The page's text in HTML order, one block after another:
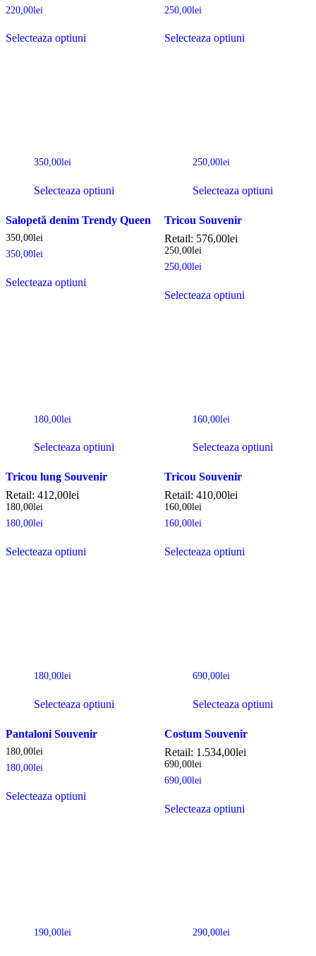
220,00lei
Selecteaza optiuni
250,00lei
Selecteaza optiuni
350,00lei
Selecteaza optiuni
Salopetă denim Trendy Queen
350,00lei
350,00lei
Selecteaza optiuni
250,00lei
Selecteaza optiuni
Tricou Souvenir
Retail: 576,00lei
250,00lei
250,00lei
Selecteaza optiuni
180,00lei
Selecteaza optiuni
Tricou lung Souvenir
Retail: 412,00lei
180,00lei
180,00lei
Selecteaza optiuni
160,00lei
Selecteaza optiuni
Tricou Souvenir
Retail: 410,00lei
160,00lei
160,00lei
Selecteaza optiuni
180,00lei
Selecteaza optiuni
Pantaloni Souvenir
180,00lei
180,00lei
Selecteaza optiuni
690,00lei
Selecteaza optiuni
Costum Souvenir
Retail: 1.534,00lei
690,00lei
690,00lei
Selecteaza optiuni
190,00lei 290,00lei